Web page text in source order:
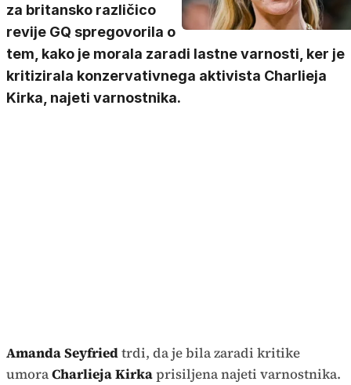
za britansko različico
revije GQ spregovorila o
tem, kako je morala zaradi lastne varnosti, ker je
kritizirala konzervativnega aktivista Charlieja
Kirka, najeti varnostnika.
Amanda Seyfriedtrdi, da je bila zaradi kritike
umoraCharlieja Kirkaprisiljena najeti varnostnika.